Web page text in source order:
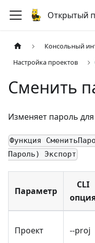
Открытый
Консольный
Настройка проектов
Сменить
Изменяет пароль
Функция
Пароль) Экспорт
Параметр
CLI
Проект --proj